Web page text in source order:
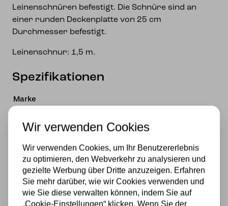
Leinenschnüren befestigt. Die Schnüre sind an
einer runden Deckenplatte von 25 cm
Durchmesser befestigt.
Leinenschnur: 1,5 m.
Spezifikationen
Marke
Glas
Stromversorgung
Wir verwenden Cookies
Wir verwenden Cookies, um Ihr Benutzererlebnis
zu optimieren, den Webverkehr zu analysieren und
gezielte Werbung über Dritte anzuzeigen. Erfahren
Sie mehr darüber, wie wir Cookies verwenden und
wie Sie diese verwalten können, indem Sie auf
„Cookie-Einstellungen“ klicken. Wenn Sie der